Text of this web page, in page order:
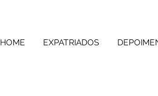
HOME EXPATRIADOS